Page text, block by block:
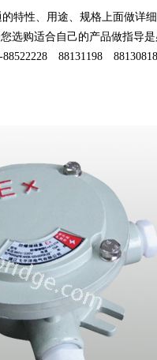
特性、用途、规格上面做详
选购适合自己的产品做指导
88131198